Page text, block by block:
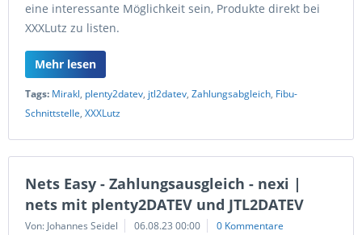
eine interessante Möglichkeit sein, Produkte direkt bei
XXXLutz zu listen.
Mehr lesen
Tags: Mirakl, plenty2datev, jtl2datev, Zahlungsabgleich, Fibu-
Schnittstelle, XXXLutz
Nets Easy - Zahlungsausgleich - nexi |
nets mit plenty2DATEV und JTL2DATEV
Von: Johannes Seidel 06.08.23 00:00 0 Kommentare